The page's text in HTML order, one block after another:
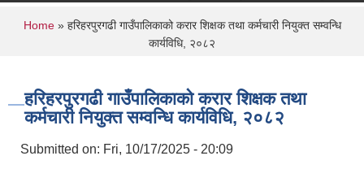
You are here
Home» हरिहरपुरगढी गाउँपालिकाको करार शिक्षक तथा कर्मचारी नियुक्त सम्वन्धि
कार्यविधि, २०८२
हरिहरपुरगढी गाउँपालिकाको करार शिक्षक तथा
कर्मचारी नियुक्त सम्वन्धि कार्यविधि, २०८२
Submitted on: Fri, 10/17/2025 - 20:09